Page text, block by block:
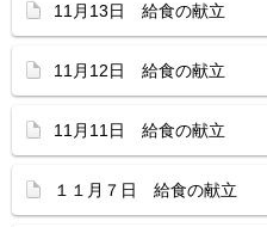
11月13日 給食の献立
11月12日 給食の献立
11月11日 給食の献立
１１月７日 給食の献立